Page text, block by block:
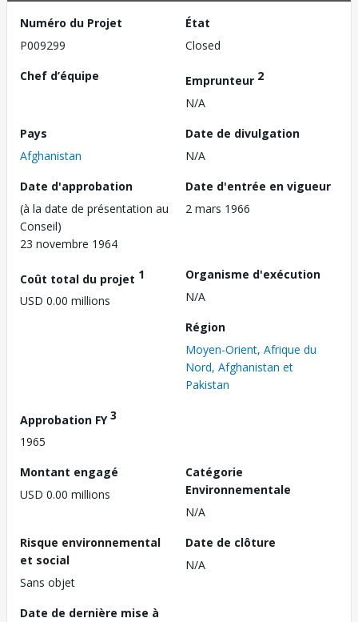
Numéro du Projet
P009299
État
Closed
Chef d’équipe
Emprunteur 2
N/A
Pays
Afghanistan
Date de divulgation
N/A
Date d'approbation
(à la date de présentation au
Conseil)
23 novembre 1964
Date d'entrée en vigueur
2 mars 1966
Coût total du projet 1
USD 0.00 millions
Organisme d'exécution
N/A
Région
Moyen-Orient, Afrique du
Nord, Afghanistan et
Pakistan
Approbation FY3
1965
Montant engagé
USD 0.00 millions
Catégorie
Environnementale
N/A
Risque environnemental
et social
Sans objet
Date de clôture
N/A
Date de dernière mise à